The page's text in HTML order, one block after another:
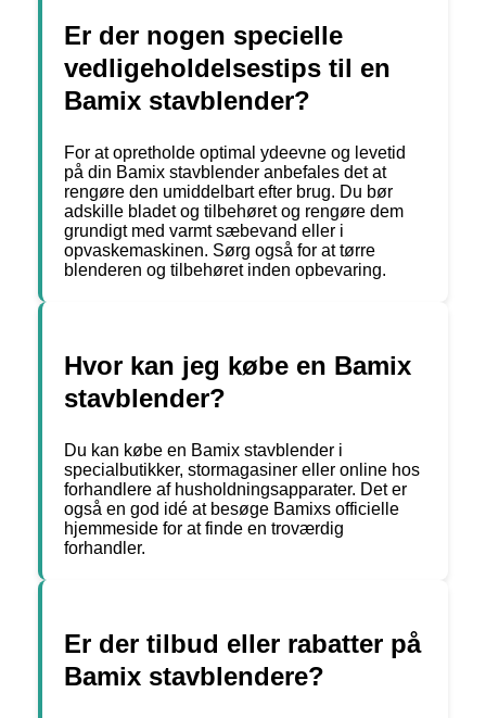
Er der nogen specielle
vedligeholdelsestips til en
Bamix stavblender?
For at opretholde optimal ydeevne og levetid
på din Bamix stavblender anbefales det at
rengøre den umiddelbart efter brug. Du bør
adskille bladet og tilbehøret og rengøre dem
grundigt med varmt sæbevand eller i
opvaskemaskinen. Sørg også for at tørre
blenderen og tilbehøret inden opbevaring.
Hvor kan jeg købe en Bamix
stavblender?
Du kan købe en Bamix stavblender i
specialbutikker, stormagasiner eller online hos
forhandlere af husholdningsapparater. Det er
også en god idé at besøge Bamixs officielle
hjemmeside for at finde en troværdig
forhandler.
Er der tilbud eller rabatter på
Bamix stavblendere?